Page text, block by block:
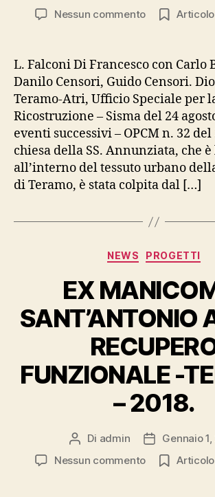
dell'articolo
Nessun commentosu
–
MESSA
IN
SICUREZZA
–
TERAMO
2018-
2019
L. Falconi Di Francesco con Carlo
Danilo Censori, Guido Censori.
Teramo-Atri, Ufficio Speciale per
Ricostruzione – Sisma del 24
eventi successivi – OPCM n. 32 del
chiesa della SS. Annunziata, che
all’interno del tessuto urbano
di Teramo, è stata colpita dal […]
Categorie
NEWS PROGETTI
EX
SANT’ANTONIO
FUNZIONALE -
– 2018.
Autore
Di admin
Data
dell'articolo
Gennaio
Nessun commentosu